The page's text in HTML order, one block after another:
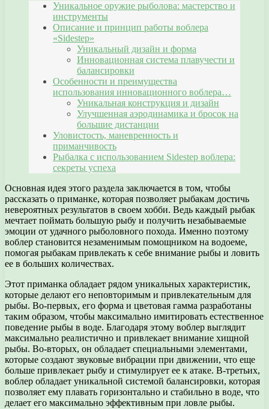
Уникальное оружие рыболова: мастерство и
инструменты
Описание и принцип работы воблера
«Sidestep»
Уникальный дизайн и форма
Инновационная система плавучести и
балансировки
Особенности и преимущества
использования инновационного воблера…
Уникальная конструкция и дизайн
Улучшенная аэродинамика и бросок на
большие дистанции
Уловистость, маневренность и
приманчивость
Рыбалка с использованием Sidestep воблера:
секреты успеха
Основная идея этого раздела заключается в том, чтобы
рассказать о приманке, которая позволяет рыбакам достичь
невероятных результатов в своем хобби. Ведь каждый рыбак
мечтает поймать большую рыбу и получить незабываемые
эмоции от удачного рыболовного похода. Именно поэтому
воблер становится незаменимым помощником на водоеме,
помогая рыбакам привлекать к себе внимание рыбы и ловить
ее в больших количествах.
Этот приманка обладает рядом уникальных характеристик,
которые делают его неповторимым и привлекательным для
рыбы. Во-первых, его форма и цветовая гамма разработаны
таким образом, чтобы максимально имитировать естественное
поведение рыбы в воде. Благодаря этому воблер выглядит
максимально реалистично и привлекает внимание хищной
рыбы. Во-вторых, он обладает специальными элементами,
которые создают звуковые вибрации при движении, что еще
больше привлекает рыбу и стимулирует ее к атаке. В-третьих,
воблер обладает уникальной системой балансировки, которая
позволяет ему плавать горизонтально и стабильно в воде, что
делает его максимально эффективным при ловле рыбы.